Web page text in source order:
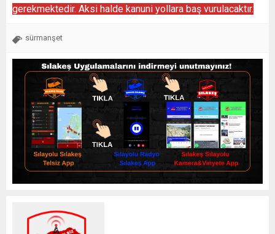
gerekmektedir. Aksi halde kanuni yollara baş vurulacaktır.
sürmanşet